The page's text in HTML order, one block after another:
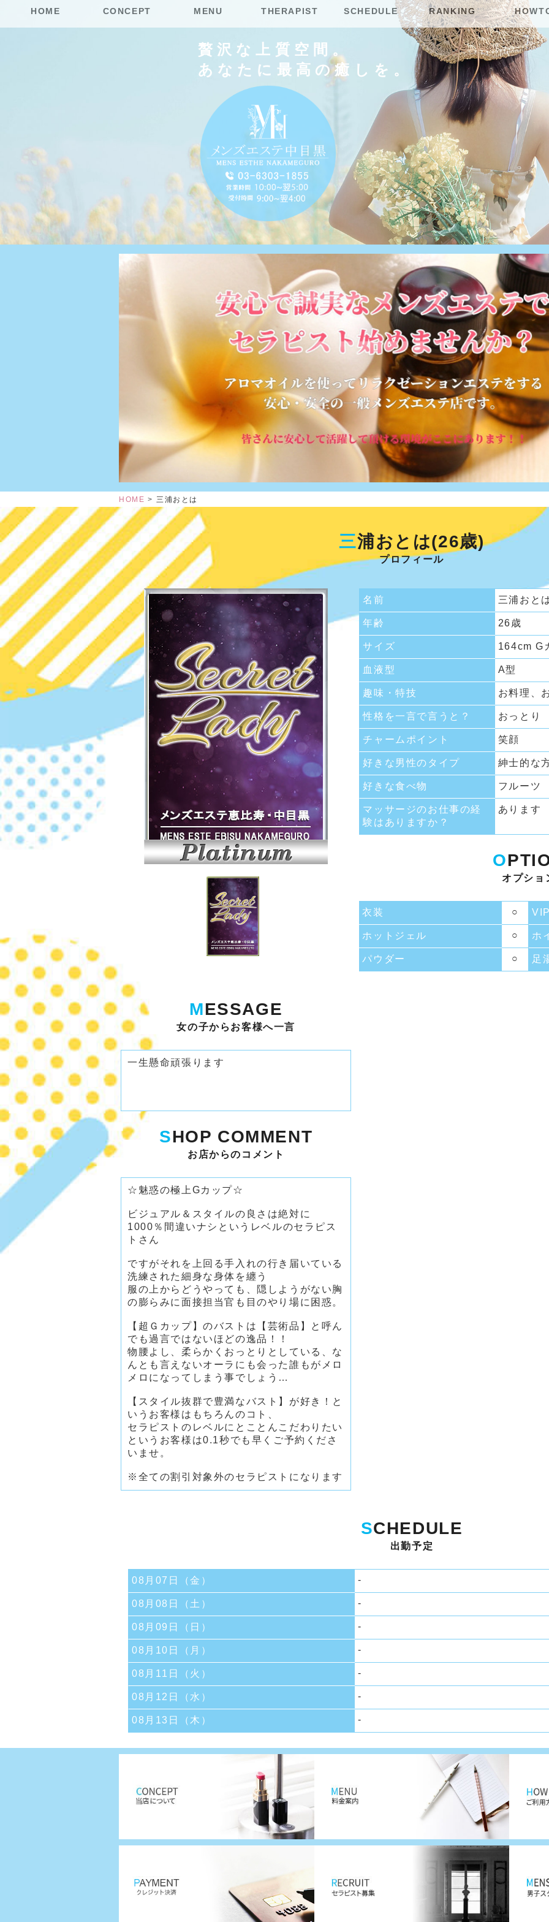
贅沢な上質空間。
あなたに最高の癒しを。
HOME CONCEPT MENU THERAPIST SCHEDULE RANKING
HOME 三浦おとは
三浦おとは(26歳)
プロフィール
名前 三浦おと
年齢 26歳
サイズ 164cm G
血液型 A型
趣味・特技 お料理、
性格を一言で言うと？ おっとり
チャームポイント 笑顔
好きな男性のタイプ 紳士的な
好きな食べ物 フルーツ
マッサージのお仕事の経
験はありますか？
あります
O
オプショ
衣装 ○
ホットジェル ○ ホ
パウダー ○ 足
MESSAGE
女の子からお客様へ一言
一生懸命頑張ります
SHOP COMMENT
お店からのコメント
☆魅惑の極上Gカップ☆
ビジュアル＆スタイルの良さは絶対に
1000％間違いナシというレベルのセラピス
トさん
ですがそれを上回る手入れの行き届いている
洗練された細身な身体を纏う
服の上からどうやっても、隠しようがない胸
の膨らみに面接担当官も目のやり場に困惑。
【超Ｇカップ】のバストは【芸術品】と呼ん
でも過言ではないほどの逸品！！
物腰よし、柔らかくおっとりとしている、な
んとも言えないオーラにも会った誰もがメロ
メロになってしまう事でしょう…
【スタイル抜群で豊満なバスト】が好き！と
いうお客様はもちろんのコト、
セラピストのレベルにとことんこだわりたい
というお客様は0.1秒でも早くご予約くださ
いませ。
※全ての割引対象外のセラピストになります
SCHEDULE
出勤予定
08月07日（金） -
08月08日（土） -
08月09日（日） -
08月10日（月） -
08月11日（火） -
08月12日（水） -
08月13日（木） -